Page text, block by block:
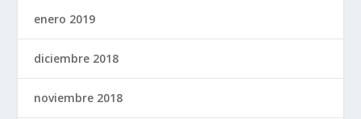
enero 2019
diciembre 2018
noviembre 2018